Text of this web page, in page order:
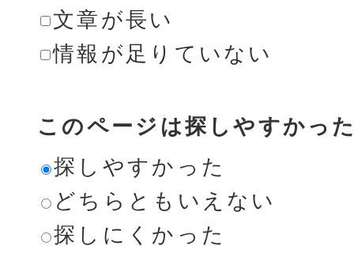
文章が長い
情報が足りていない
このページは探しやすかっ
探しやすかった
どちらともいえない
探しにくかった